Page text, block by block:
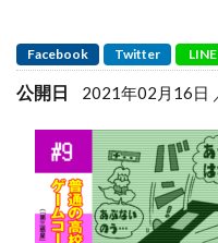
Facebook Twitter LINE
公開日 2021年02月16日